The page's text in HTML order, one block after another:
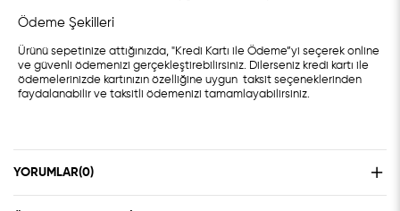
Ödeme Şekilleri
Ürünü sepetinize attığınızda, "Kredi Kartı ile Ödeme”yi seçerek online
ve güvenli ödemenizi gerçekleştirebilirsiniz. Dilerseniz kredi kartı ile
ödemelerinizde kartınızın özelliğine uygun taksit seçeneklerinden
faydalanabilir ve taksitli ödemenizi tamamlayabilirsiniz.
YORUMLAR(0)